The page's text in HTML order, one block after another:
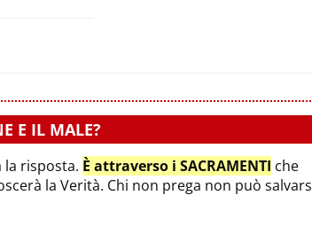
E IL MALE?
la risposta. È attraverso i SACRAMENTI che
la Verità. Chi non prega non può